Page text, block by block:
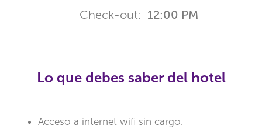
Check-out: 12:00 PM
Lo que debes saber del hotel
Acceso a internet wifi sin cargo.